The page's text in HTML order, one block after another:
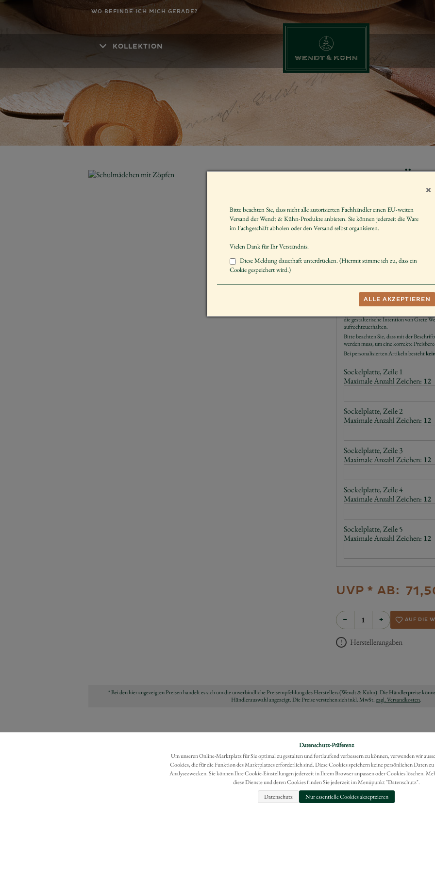
WO BEFINDE ICH MICH GERADE?
KOLLEKTION
Artikelnummer
Größe der Figur / Spieldose
Maße des Artikels
Auf Wunsch versehen wir den von
individuellen Widmung. Der
Typographie von Hand aufgetragen.
die gestalterische Intention von Grete
aufrechtzuerhalten.
Bitte beachten Sie, dass mit der
werden muss, um eine korrekte
Bei personalisierten Artikeln besteht
Sockelplatte, Zeile 1
Maximale Anzahl Zeichen: 12
Sockelplatte, Zeile 2
Maximale Anzahl Zeichen: 12
Sockelplatte, Zeile 3
Maximale Anzahl Zeichen: 12
Sockelplatte, Zeile 4
Maximale Anzahl Zeichen: 12
Sockelplatte, Zeile 5
Maximale Anzahl Zeichen: 12
UVP * AB:
− + AUF DIE
Herstellerangaben
* Bei den hier angezeigten Preisen handelt es sich um die unverbindliche Preisempfehlung des Herstellers (Wendt & Kühn). Die Händlerpreise
Händlerauswahl angezeigt. Die Preise verstehen sich inkl. MwSt.zzgl. Versandkosten.
Datenschutz-Präferenz
Um unseren Online-Marktplatz für Sie optimal zu gestalten und fortlaufend verbessern zu können, verwenden wir
Cookies, die für die Funktion des Marktplatzes erforderlich sind. Diese Cookies speichern keine persönlichen Daten zu
Analysezwecken. Sie können Ihre Cookie-Einstellungen jederzeit in Ihrem Browser anpassen oder Cookies löschen.
diese Dienste und deren Cookies finden Sie jederzeit im Menüpunkt "Datenschutz".
Datenschutz
Nur essentielle Cookies akzeptzieren
Bitte beachten Sie, dass nicht alle autorisierten Fachhändler einen EU-weiten
Versand der Wendt & Kühn-Produkte anbieten. Sie können jederzeit die Ware
im Fachgeschäft abholen oder den Versand selbst organisieren.
Vielen Dank für Ihr Verständnis.
Diese Meldung dauerhaft unterdrücken. (Hiermit stimme ich zu, dass ein
Cookie gespeichert wird.)
ALLE AKZEPTIEREN